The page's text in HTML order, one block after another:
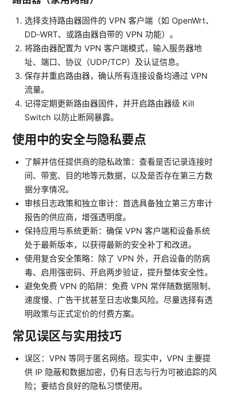
选择支持路由器固件的 VPN 客户端（如 OpenWrt、
DD‑WRT、或路由器自带的 VPN 功能）。
将路由器配置为 VPN 客户端模式，输入服务器地
址、端口、协议（UDP/TCP）及认证信息。
保存并重启路由器，确认所有连接设备均通过 VPN
流量。
记得定期更新路由器固件，并开启路由器级 Kill
Switch 以防止断网暴露。
使用中的安全与隐私要点
了解并信任提供商的隐私政策：查看是否记录连接时
间、带宽、目的地等元数据，以及是否存在第三方数
据分享情况。
审核日志政策和独立审计：首选具备独立第三方审计
报告的供应商，增强透明度。
保持应用与系统更新：确保 VPN 客户端和设备系统
处于最新版本，以获得最新的安全补丁和改进。
使用复合安全策略：除了 VPN 外，开启设备的防病
毒、启用强密码、开启两步验证，提升整体安全性。
避免免费 VPN 的陷阱：免费 VPN 常伴随数据限制、
速度慢、广告干扰甚至日志收集风险。尽量选择有透
明政策与正式定价的付费方案。
常见误区与实用技巧
误区：VPN 等同于匿名网络。现实中，VPN 主要提
供 IP 隐蔽和数据加密，仍有日志与行为可被追踪的风
险；要结合良好的隐私习惯使用。